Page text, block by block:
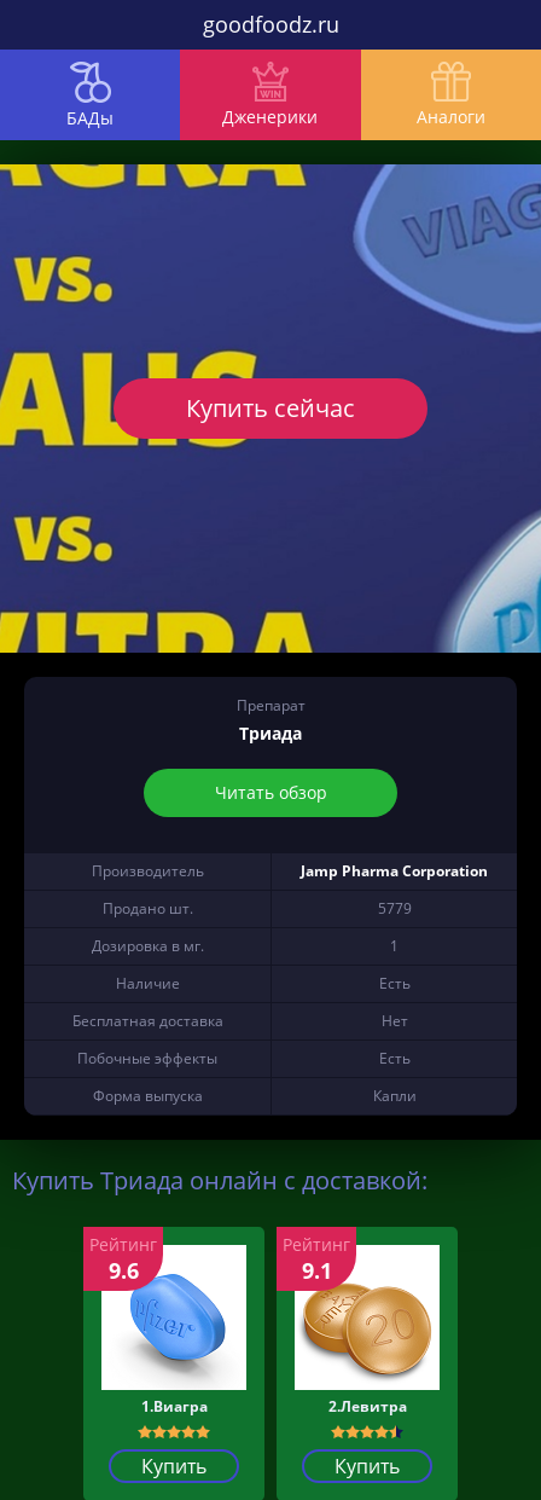
goodfoodz.ru
БАДы Дженерики Аналоги
Препарат
Триада
Читать обзор
Производитель
Jamp Pharma Corporation
Продано шт.
5779
Дозировка в мг.
1
Наличие
Есть
Бесплатная доставка
Нет
Побочные эффекты
Есть
Форма выпуска
Капли
Купить сейчас
Купить Триада онлайн с доставкой:
1.Виагра
Купить
Рейтинг
9.6
2.Левитра
Купить
Рейтинг
9.1